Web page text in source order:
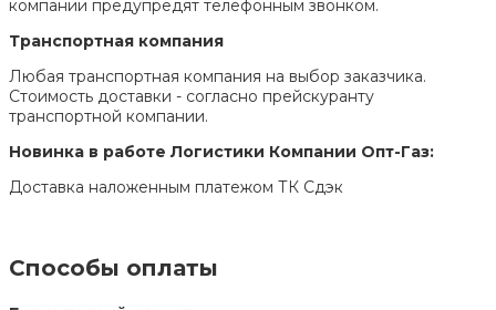
компании предупредят телефонным звонком.
Транспортная компания
Любая транспортная компания на выбор заказчика.
Стоимость доставки - согласно прейскуранту
транспортной компании.
Новинка в работе Логистики Компании Опт-Газ:
Доставка наложенным платежом ТК Сдэк
Способы оплаты